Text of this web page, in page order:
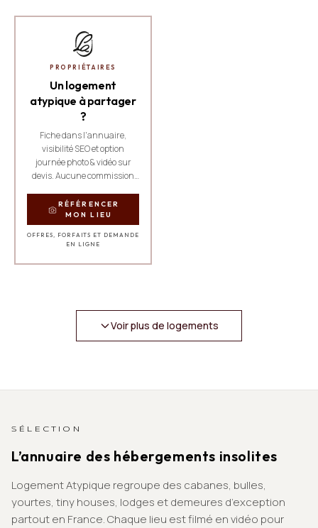
PROPRIÉTAIRES
Un logement
atypique à partager
?
Fiche dans l'annuaire,
visibilité SEO et option
journée photo & vidéo sur
devis. Aucune commission
RÉFÉRENCER
MON LIEU
OFFRES, FORFAITS ET DEMANDE
EN LIGNE
Voir plus de logements
SÉLECTION
L’annuaire des hébergements insolites
Logement Atypique regroupe des cabanes, bulles,
yourtes, tiny houses, lodges et demeures d’exception
partout en France. Chaque lieu est filmé en vidéo pour